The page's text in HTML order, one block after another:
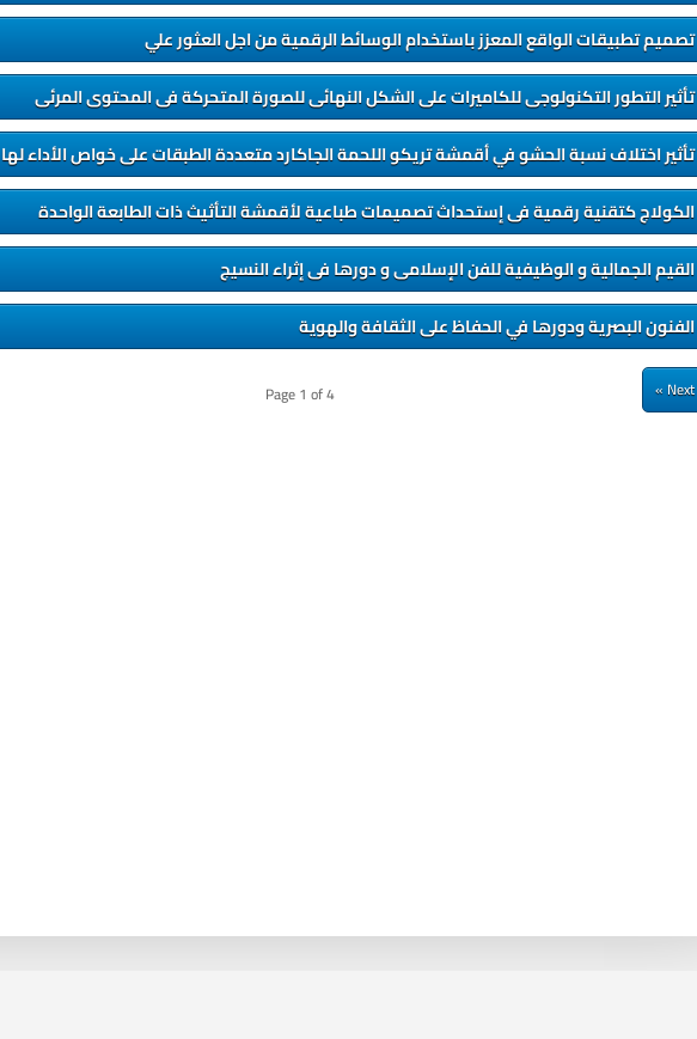
تصميم تطبيقات الواقع المعزز باستخدام الوسائط الرقمية من اجل العثور علي
تأثير التطور التكنولوجى للكاميرات على الشكل النهائى للصورة المتحركة فى المحتوى المرئى
تأثير اختلاف نسبة الحشو في أقمشة تريكو اللحمة الجاكارد متعددة الطبقات على خواص الأداء لها
الكولاج كتقنية رقمية فى إستحداث تصميمات طباعية لأقمشة التأثيث ذات الطابعة الواحدة
القيم الجمالية و الوظيفية للفن الإسلامى و دورها فى إثراء النسيج
الفنون البصرية ودورها في الحفاظ على الثقافة والهوية
Next »
Page1 of4